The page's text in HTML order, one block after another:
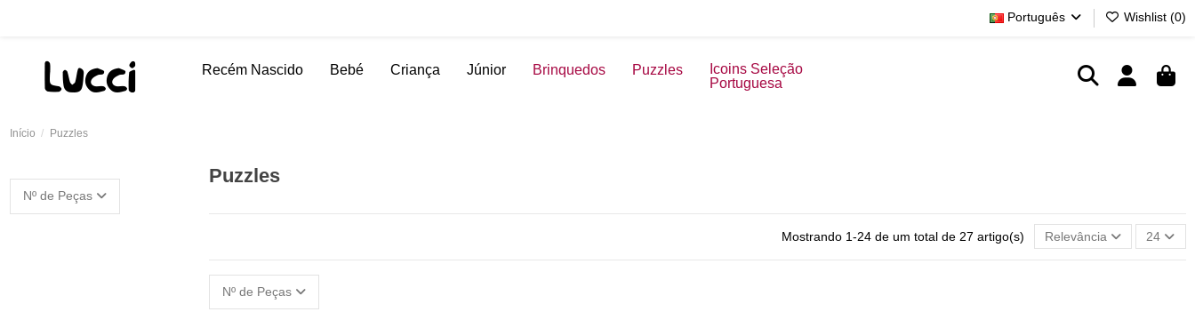
Português Wishlist (0)
Recém Nascido Bebé Criança Júnior Brinquedos Puzzles
Icoins Seleção
Portuguesa
Início Puzzles
Puzzles
Mostrando 1-24 de um total de 27 artigo(s) Relevância 24
Nº de Peças
Nº de Peças